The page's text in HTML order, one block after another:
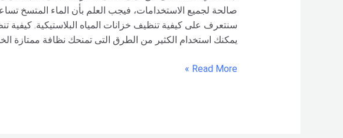
صالحة لجميع الاستخدامات، فيجب العلم بأن الماء المتسخ
سنتعرف على كيفية تنظيف خزانات المياه البلاستيكية. كيفية
يمكنك استخدام الكثير من الطرق التى تمنحك نظافة ممتازة
Read More »